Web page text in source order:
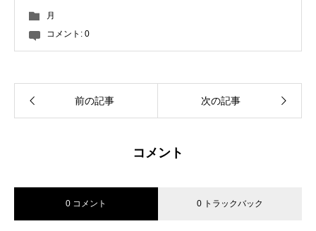
月
コメント: 0
前の記事 次の記事
コメント
0 コメント 0 トラックバック